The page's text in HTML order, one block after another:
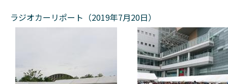
ラジオカーリポート（2019年7月20日）